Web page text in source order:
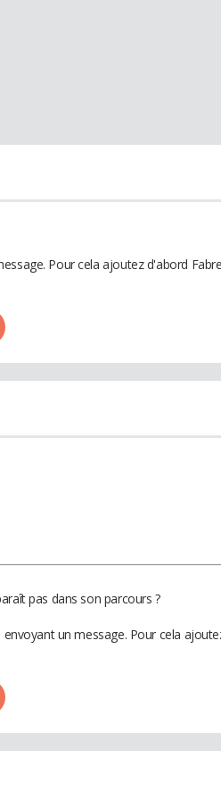
Pour cela ajoutez d'abord
pas dans son parcours ?
un message. Pour cela